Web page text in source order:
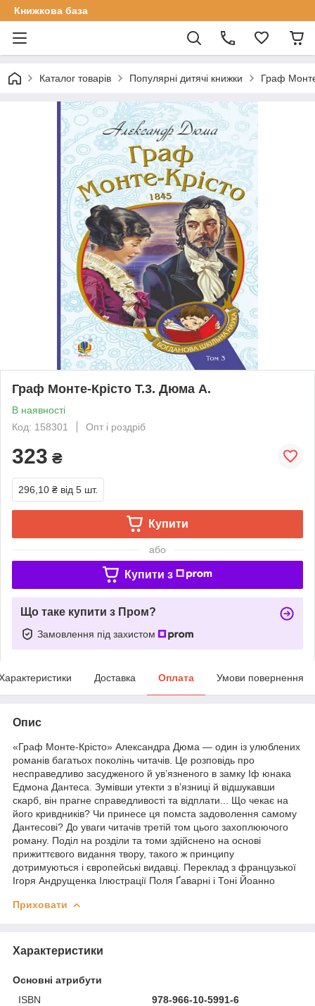
Книжкова база
Каталог товарів Популярні дитячі книжки Граф
Граф Монте-Крісто Т.3. Дюма А.
В наявності
Код: 158301
Опт і роздріб
323 ₴
296,10 ₴ від 5 шт.
Купити
або
Купити з
Що таке купити з Пром?
Замовлення під захистом
Доставка Оплата Умови повернення
Опис
«Граф Монте-Крісто» Александра Дюма — один із улюблених
романів багатьох поколінь читачів. Це розповідь про
несправедливо засудженого й ув’язненого в замку Іф юнака
Едмона Дантеса. Зумівши утекти з в’язниці й відшукавши
скарб, він прагне справедливості та відплати... Що чекає на
його кривдників? Чи принесе ця помста задоволення самому
Дантесові? До уваги читачів третій том цього захоплюючого
роману. Поділ на розділи та томи здійснено на основі
прижиттєвого видання твору, такого ж принципу
дотримуються і європейські видавці. Переклад з французької
Ігоря Андрущенка Ілюстрації Поля Ґаварні і Тоні Йоанно
Приховати
Характеристики
Основні атрибути
ISBN
978-966-10-5991-6